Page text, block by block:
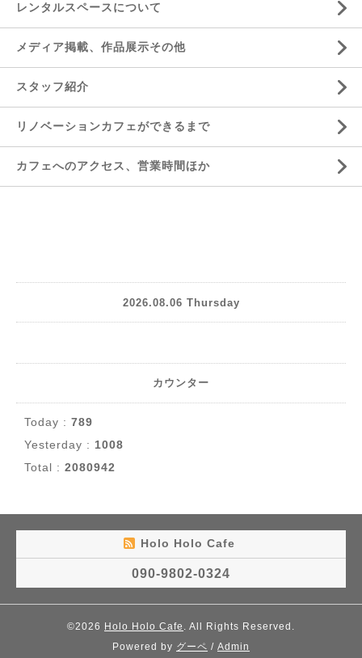
レンタルスペースについて
メディア掲載、作品展示その他
スタッフ紹介
リノベーションカフェができるまで
カフェへのアクセス、営業時間ほか
2026.08.06 Thursday
カウンター
Today : 789
Yesterday : 1008
Total : 2080942
Holo Holo Cafe
090-9802-0324
©2026 Holo Holo Cafe . All Rights Reserved.
Powered by グーペ / Admin